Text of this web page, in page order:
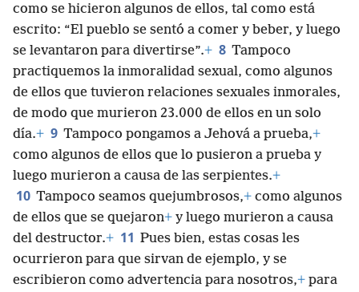
como se hicieron algunos de ellos, tal como está
escrito: “El pueblo se sentó a comer y beber, y luego
se levantaron para divertirse”.+ 8 Tampoco
practiquemos la inmoralidad sexual, como algunos
de ellos que tuvieron relaciones sexuales inmorales,
de modo que murieron 23.000 de ellos en un solo
día.+ 9 Tampoco pongamos a Jehová a prueba,+
como algunos de ellos que lo pusieron a prueba y
luego murieron a causa de las serpientes.+
10 Tampoco seamos quejumbrosos,+ como algunos
de ellos que se quejaron+ y luego murieron a causa
del destructor.+ 11 Pues bien, estas cosas les
ocurrieron para que sirvan de ejemplo, y se
escribieron como advertencia para nosotros,+ para